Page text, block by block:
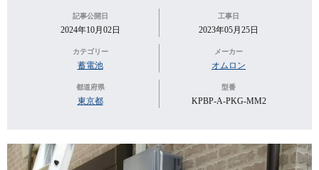
記事公開日
2024年10月02日
工事日
2023年05月25日
カテゴリー
蓄電池
メーカー
オムロン
都道府県
東京都
型番
KPBP-A-PKG-MM2